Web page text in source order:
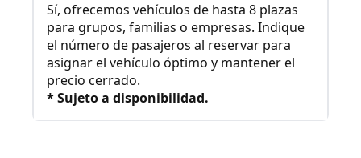
Sí, ofrecemos vehículos de hasta 8 plazas
para grupos, familias o empresas. Indique
el número de pasajeros al reservar para
asignar el vehículo óptimo y mantener el
precio cerrado.
* Sujeto a disponibilidad.